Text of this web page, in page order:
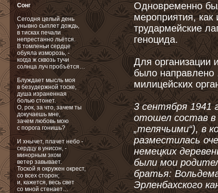
Одновременно
мероприятия,
трудармейские
геноцида.
Для организации
было направлено
милицейских
3 сентября 1941
отошел состав в
„телячьими“), в
разместилась
немецких
были мои
братья:
Эрленбахского
Сонг
Сегодня целый день
унывно сыплет дождь,
в тисках печали
непрестанно льётся.
В томленьи сердце
обуяла изморозь, -
когда ж сквозь тучи
солнца луч пробъётся…
Блуждает мысль моя
в безудержной тоске,
душа израненная
болью стонет.
О, рок, за что, зачем ты
докучаешь мне,
зачем любовь мою
с порога гонишь?
И хнычет, плачет небо -
сердцу в унисон, -
минорным эхом
ветер завывает.
Тоской я окружен окрест,
со всех сторон;
и, кажется, весь свет
со мной стенает…